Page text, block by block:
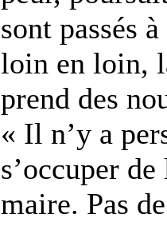
sont passés
loin en loin,
prend des
« Il n’y a
s’occuper
maire. Pas